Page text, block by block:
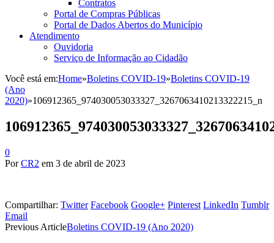
Contratos
Portal de Compras Públicas
Portal de Dados Abertos do Município
Atendimento
Ouvidoria
Serviço de Informação ao Cidadão
Você está em:Home»Boletins COVID-19»Boletins COVID-19
(Ano
2020)»106912365_974030053033327_3267063410213322215_n
0
PorCR2 em 3 de abril de 2023
Compartilhar: Twitter Facebook Google+ Pinterest LinkedIn Tumblr
Email
Previous ArticleBoletins COVID-19 (Ano 2020)